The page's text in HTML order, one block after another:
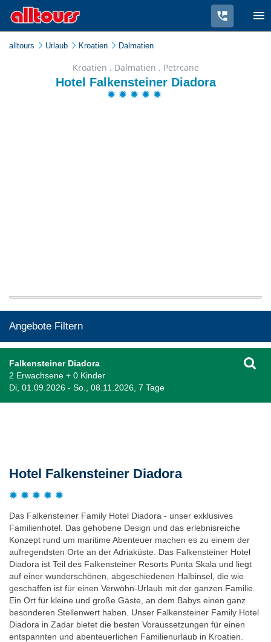
alltours Urlaub Kroatien Dalmatien
Kroatien . Dalmatien . Petrcane
Hotel Falkensteiner Diadora
Angebote Filtern
Falkensteiner Diadora
2 Erwachsene + 0 Kinder
Di, 01.09.2026 - So., 08.11.2026, 7 Tage
Hotel Falkensteiner Diadora
Das Falkensteiner Family Hotel Diadora - unser exklusives
Familienhotel. Das gehobene Design und das erlebnisreiche
Konzept rund um maritime Abenteuer machen es zu einem der
aufregendsten Orte an der Adriaküste. Das Falkensteiner Hotel
Diadora ist Teil des Falkensteiner Resorts Punta Skala und liegt
auf einer wunderschönen, abgeschiedenen Halbinsel, die wie
geschaffen ist für einen Verwöhn-Urlaub mit der ganzen Familie.
Ein Ort für kleine und große Gäste, an dem Babys einen ganz
besonderen Stellenwert haben. Unser Falkensteiner Family Hotel
Diadora in Zadar bietet die besten Voraussetzungen für einen
entspannten und abenteuerlichen Familienurlaub in Kroatien.